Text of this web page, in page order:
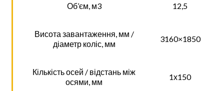
Об’єм, м3 12,5
Висота завантаження, мм /
діаметр коліс, мм
3160×1850
Кількість осей / відстань між
осями, мм
1х150